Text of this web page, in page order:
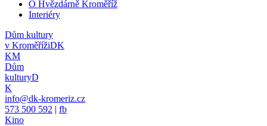
O Hvězdárně Kroměříž
Interiéry
Dům kultury
v KroměřížiDK
KM
Dům
kulturyD
K
info@dk-kromeriz.cz
573 500 592 | fb
Kino